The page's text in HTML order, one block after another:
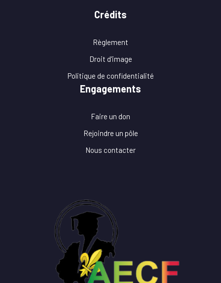
Crédits
Règlement
Droit d'image
Politique de confidentialité
Engagements
Faire un don
Rejoindre un pôle
Nous contacter